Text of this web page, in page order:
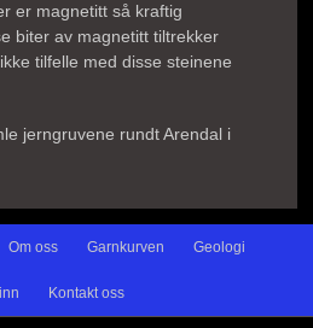
er magnetitt så kraftig
biter av magnetitt tiltrekker
tilfelle med disse steinene
jerngruvene rundt Arendal i
Om oss Garnkurven Geologi
Kontakt oss